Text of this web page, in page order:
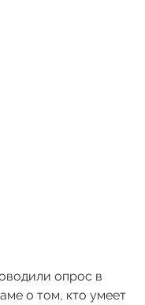
опрос в
о том, кто умеет